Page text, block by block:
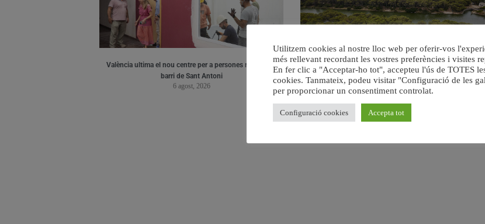
València ultima el nou centre per a persones majors del
barri de Sant Antoni
6 agost, 2026
València retira prop de 15.000 litres de residus de la
Devesa durant el mes de juliol
6 agost, 2026
Utilitzem cookies al nostre lloc web per oferir-vos
més rellevant recordant les vostres preferències i visites
En fer clic a "Acceptar-ho tot", accepteu l'ús de TOTES
cookies. Tanmateix, podeu visitar "Configuració de les
per proporcionar un consentiment controlat.
Configuració cookies Accepta tot